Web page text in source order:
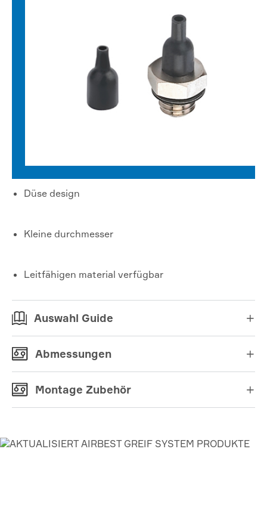
Düse design
Kleine durchmesser
Leitfähigen material verfügbar
Auswahl Guide 
Abmessungen 
Montage Zubehör 